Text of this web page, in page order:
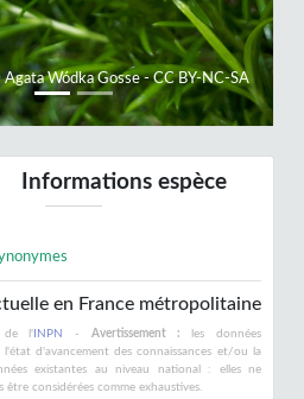
Wódka Gosse - CC BY-NC-SA
Informations espèce
en France métropolitaine
de l' INPN - Avertissement : les données
l'état d'avancement des connaissances et/ou la
existantes au niveau national : elles ne
être considérées comme exhaustives.